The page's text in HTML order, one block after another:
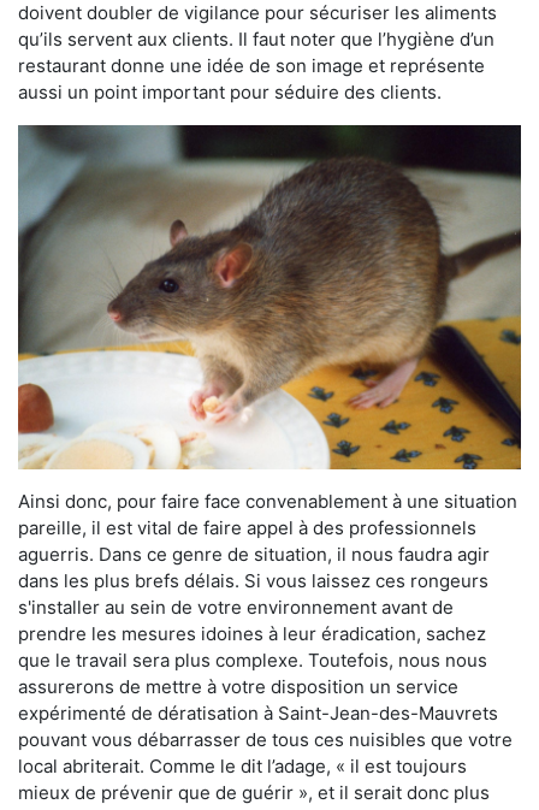
doivent doubler de vigilance pour sécuriser les aliments
qu’ils servent aux clients. Il faut noter que l’hygiène d’un
restaurant donne une idée de son image et représente
aussi un point important pour séduire des clients.
Ainsi donc, pour faire face convenablement à une situation
pareille, il est vital de faire appel à des professionnels
aguerris. Dans ce genre de situation, il nous faudra agir
dans les plus brefs délais. Si vous laissez ces rongeurs
s'installer au sein de votre environnement avant de
prendre les mesures idoines à leur éradication, sachez
que le travail sera plus complexe. Toutefois, nous nous
assurerons de mettre à votre disposition un service
expérimenté de dératisation à Saint-Jean-des-Mauvrets
pouvant vous débarrasser de tous ces nuisibles que votre
local abriterait. Comme le dit l’adage, « il est toujours
mieux de prévenir que de guérir », et il serait donc plus